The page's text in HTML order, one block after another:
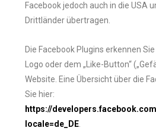
Facebook jedoch auch in die USA
Drittländer übertragen.
Die Facebook Plugins erkennen
Logo oder dem „Like-Button“
Website. Eine Übersicht über die
Sie hier:
https://
locale=de_DE